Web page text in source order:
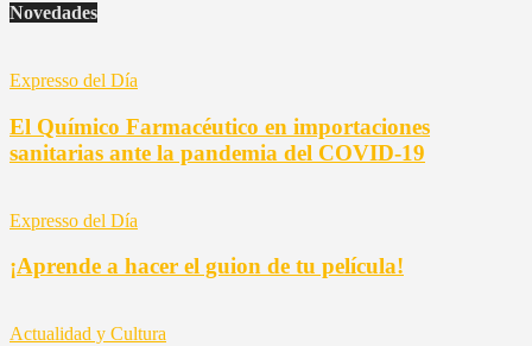
Novedades
Expresso del Día
El Químico Farmacéutico en importaciones
sanitarias ante la pandemia del COVID-19
Expresso del Día
¡Aprende a hacer el guion de tu película!
Actualidad y Cultura